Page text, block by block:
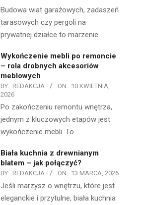
Budowa wiat garażowych, zadaszeń
tarasowych czy pergoli na
prywatnej działce to marzenie
Wykończenie mebli po remoncie
– rola drobnych akcesoriów
meblowych
BY: REDAKCJA ON: 10 KWIETNIA,
2026
Po zakończeniu remontu wnętrza,
jednym z kluczowych etapów jest
wykończenie mebli. To
Biała kuchnia z drewnianym
blatem – jak połączyć?
BY: REDAKCJA ON: 13 MARCA, 2026
Jeśli marzysz o wnętrzu, które jest
eleganckie i przytulne, biała kuchnia